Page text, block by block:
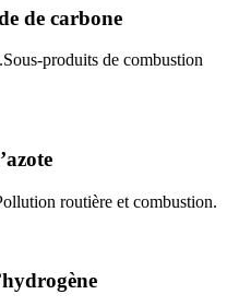
de carbone
Sous-produits de combustion
routière et combustion.